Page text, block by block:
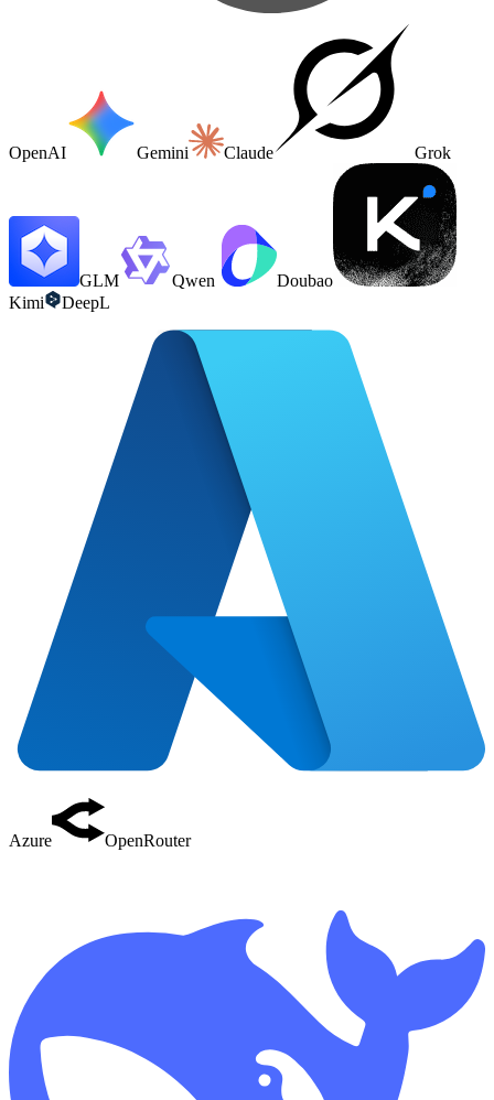
OpenAI Gemini Claude Grok
GLM Qwen
Doubao
Kimi
DeepL
Azure OpenRouter